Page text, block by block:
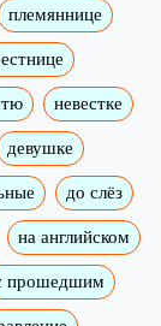
племяннице
невестке
девушке
до слёз
на английском
прошедшим